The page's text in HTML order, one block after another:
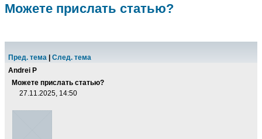
Можете прислать статью?
Пред. тема
След. тема
Andrei P
Можете прислать статью?
27.11.2025, 14:50